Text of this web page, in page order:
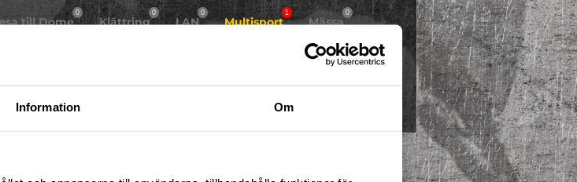
Information Om
till Dome
0
Klättring
0
LAN
0
Multisport
1
Mässa
0
Skidor/Snowboard
0
tillbaka senare!